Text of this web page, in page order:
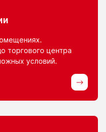
торгового центра
условий.